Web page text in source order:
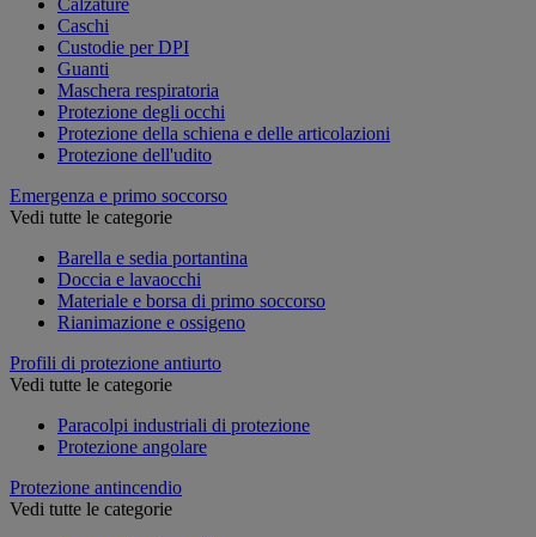
Caschi
Custodie per DPI
Guanti
Maschera respiratoria
Protezione degli occhi
Protezione della schiena e delle articolazioni
Protezione dell'udito
Emergenza e primo soccorso
Vedi tutte le categorie
Barella e sedia portantina
Doccia e lavaocchi
Materiale e borsa di primo soccorso
Rianimazione e ossigeno
Profili di protezione antiurto
Vedi tutte le categorie
Paracolpi industriali di protezione
Protezione angolare
Protezione antincendio
Vedi tutte le categorie